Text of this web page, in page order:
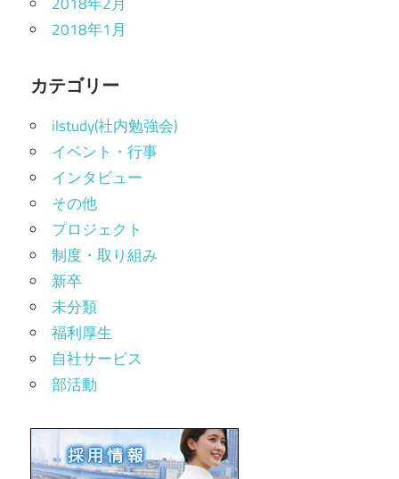
2018年1月
カテゴリー
ilstudy(社内勉強会)
イベント・行事
インタビュー
その他
プロジェクト
制度・取り組み
新卒
未分類
福利厚生
自社サービス
部活動